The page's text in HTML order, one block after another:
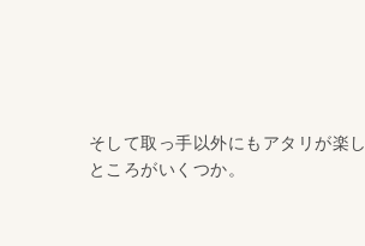
そして取っ手以外にもアタリが楽
ところがいくつか。